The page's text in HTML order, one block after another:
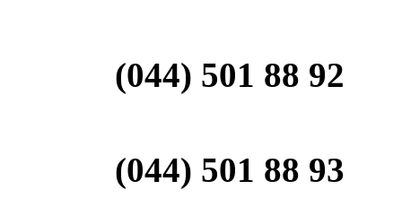
(044) 501 88 92
(044) 501 88 93